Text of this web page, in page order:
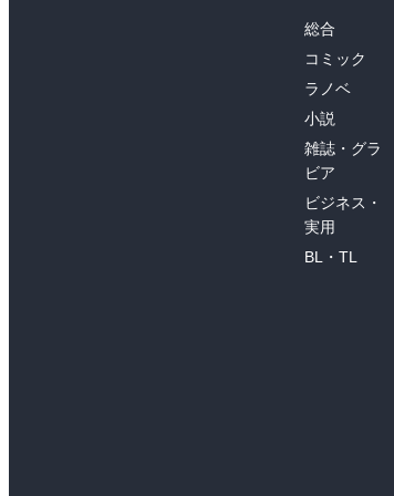
総合
コミック
ラノベ
小説
雑誌・グラ
ビア
ビジネス・
実用
BL・TL